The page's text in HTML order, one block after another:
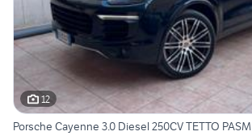
12
Porsche Cayenne 3.0 Diesel 250CV TETTO PASM